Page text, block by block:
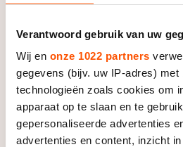
Verantwoord gebruik van uw
Wij en onze 1022 partners
gegevens (bijv. uw IP-adres) met
technologieën zoals cookies om
apparaat op te slaan en te
gepersonaliseerde advertenties
advertenties en content, inzicht
Winacties
Medaillespiegel
Olympische uitslagen
Van Jong tot Goud verhalen
In 2010, tijdens de Olympische